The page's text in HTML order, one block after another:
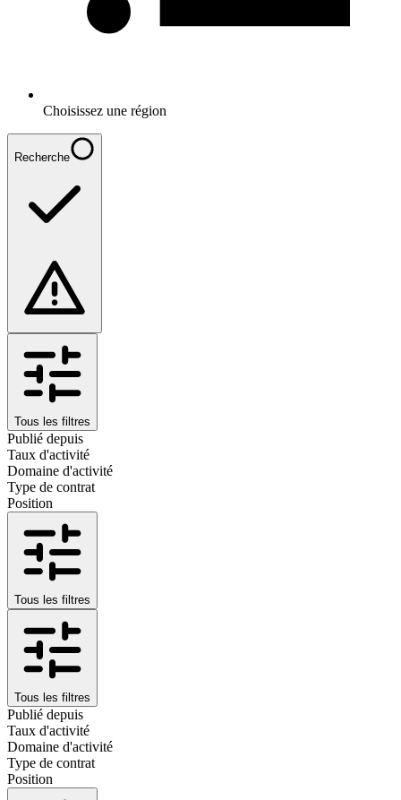
Choisissez une région
Recherche
Tous les filtres
Publié depuis
Taux d'activité
Domaine d'activité
Type de contrat
Position
Tous les filtres
Tous les filtres
Publié depuis
Taux d'activité
Domaine d'activité
Type de contrat
Position